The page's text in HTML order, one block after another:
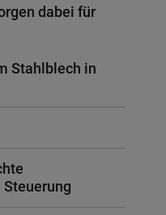
dabei für
Stahlblech in